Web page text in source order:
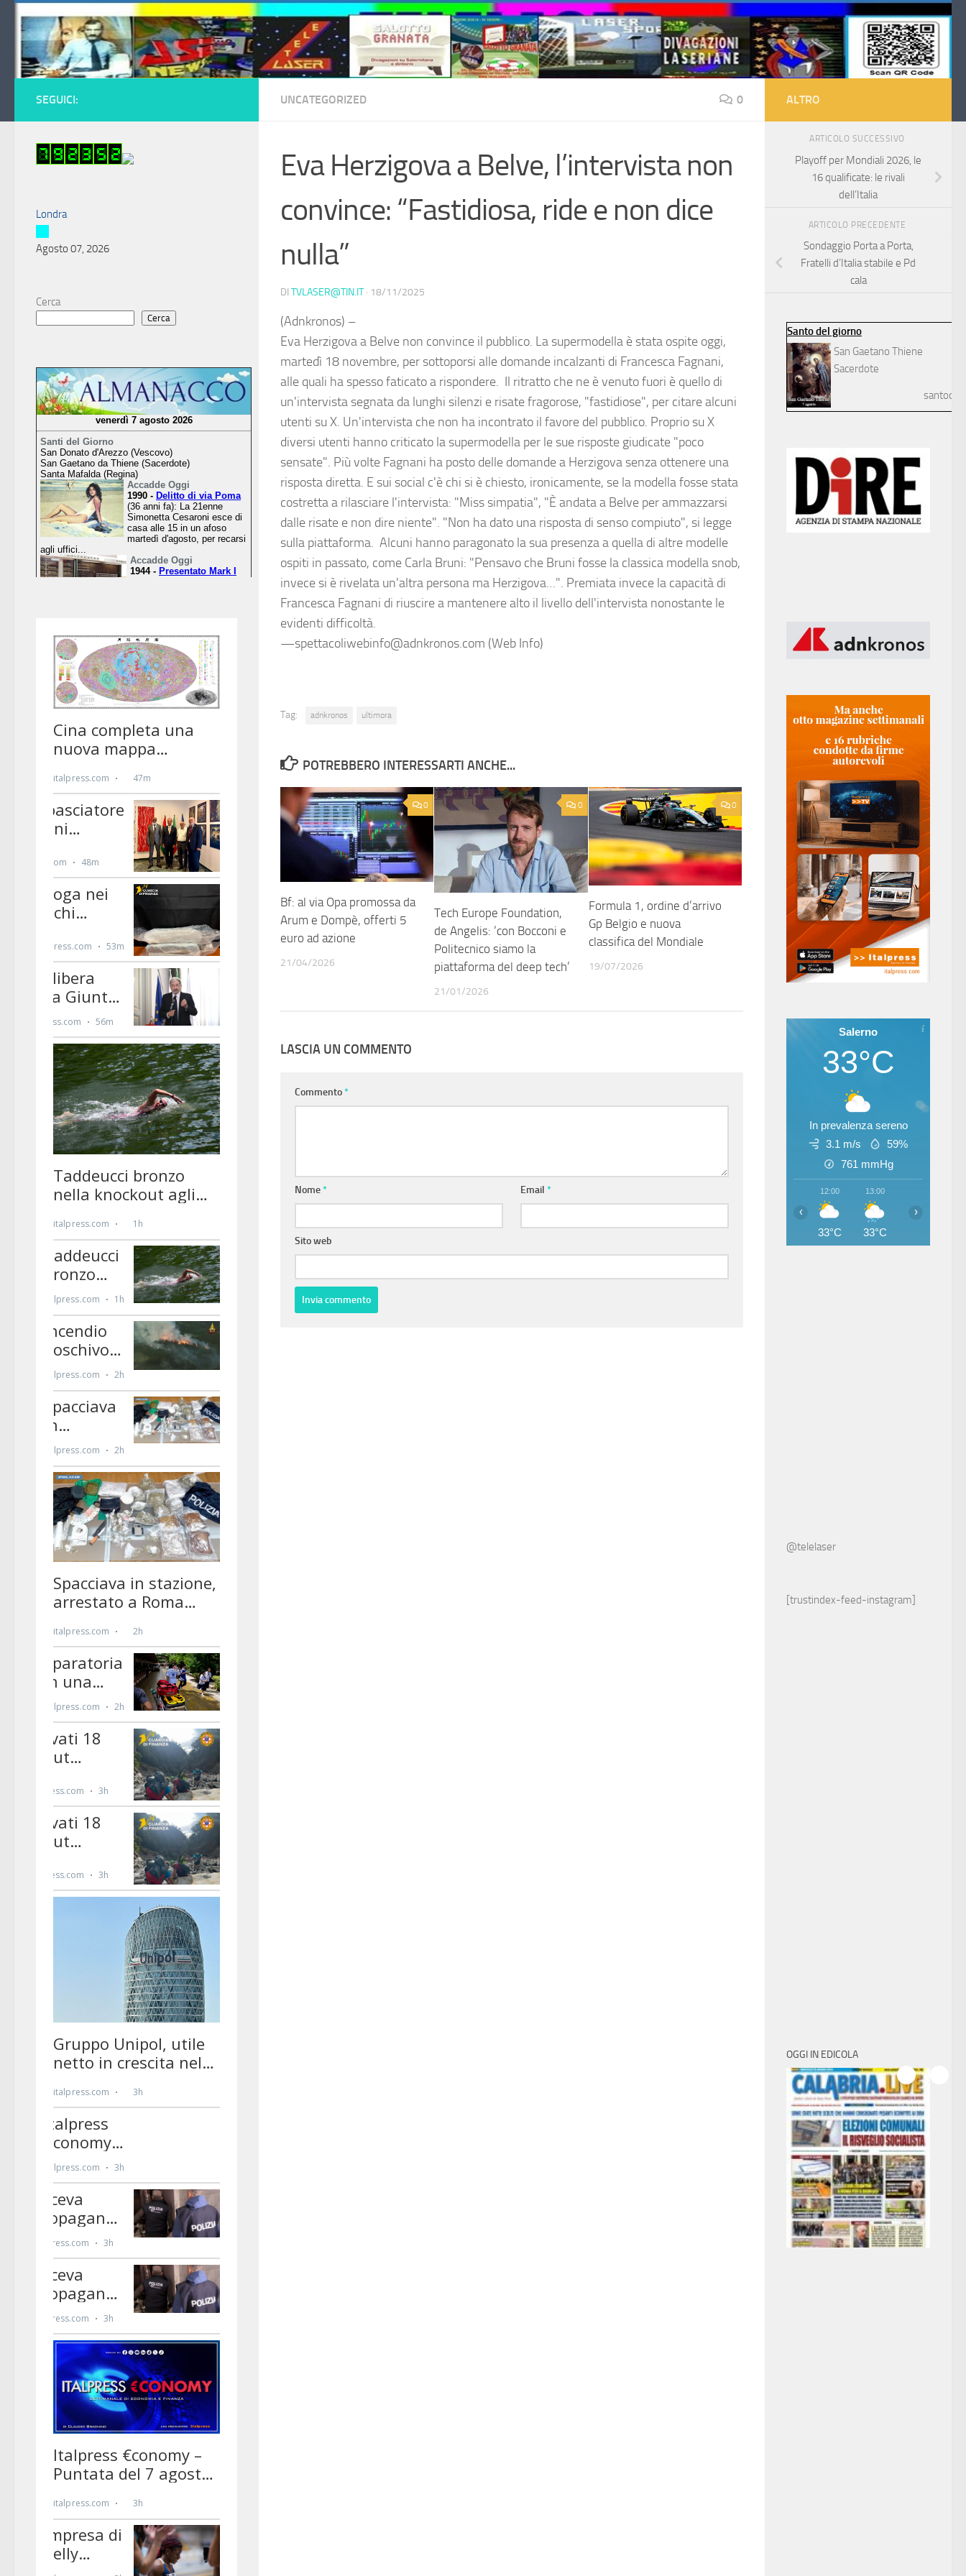
Salta al contenuto
UNCATEGORIZED 0
Eva Herzigova a Belve, l’intervista non
convince: “Fastidiosa, ride e non dice
nulla”
DI TVLASER@TIN.IT · 18/11/2025
(Adnkronos) –
Eva Herzigova a Belve non convince il pubblico. La supermodella è stata ospite oggi,
martedì 18 novembre, per sottoporsi alle domande incalzanti di Francesca Fagnani,
alle quali ha spesso faticato a rispondere. Il ritratto che ne è venuto fuori è quello di
un'intervista segnata da lunghi silenzi e risate fragorose, "fastidiose", per citare alcuni
utenti su X. Un'intervista che non ha incontrato il favore del pubblico. Proprio su X
diversi utenti hanno criticato la supermodella per le sue risposte giudicate "poco
sensate". Più volte Fagnani ha posto delle domande a Herzigova senza ottenere una
risposta diretta. E sui social c'è chi si è chiesto, ironicamente, se la modella fosse stata
costretta a rilasciare l'intervista: "Miss simpatia", "È andata a Belve per ammazzarsi
dalle risate e non dire niente". "Non ha dato una risposta di senso compiuto", si legge
sulla piattaforma. Alcuni hanno paragonato la sua presenza a quella di altre modelle
ospiti in passato, come Carla Bruni: "Pensavo che Bruni fosse la classica modella snob,
invece si è rivelata un'altra persona ma Herzigova…". Premiata invece la capacità di
Francesca Fagnani di riuscire a mantenere alto il livello dell'intervista nonostante le
evidenti difficoltà.
—spettacoliwebinfo@adnkronos.com (Web Info)
Tag: adnkronos ultimora
POTREBBERO INTERESSARTI ANCHE...
0
Bf: al via Opa promossa da
Arum e Dompè, offerti 5
euro ad azione
21/04/2026
0
Tech Europe Foundation,
de Angelis: ‘con Bocconi e
Politecnico siamo la
piattaforma del deep tech’
21/01/2026
0
Formula 1, ordine d’arrivo
Gp Belgio e nuova
classifica del Mondiale
19/07/2026
LASCIA UN COMMENTO
Commento*
Nome* Email*
Sito web
SEGUICI:
Londra
Agosto 07, 2026
Cerca
Cerca
ALTRO
ARTICOLO SUCCESSIVO
Playoff per Mondiali 2026, le
16 qualificate: le rivali
dell’Italia
ARTICOLO PRECEDENTE
Sondaggio Porta a Porta,
Fratelli d’Italia stabile e Pd
cala
Santo del giorno
San Gaetano Thiene
Sacerdote
Salerno
33°C
In prevalenza sereno
3.1 m/s
59%
761 mmHg
12:00
33°C
13:00
33°C
‹ ›
@telelaser
[trustindex-feed-instagram]
OGGI IN EDICOLA